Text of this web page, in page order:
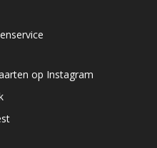
op Instagram